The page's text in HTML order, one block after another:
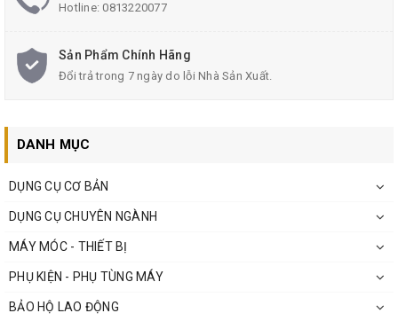
Hotline:0813220077
Sản Phẩm Chính Hãng
Đổi trả trong 7 ngày do lỗi Nhà Sản Xuất.
DANH MỤC
DỤNG CỤ CƠ BẢN
DỤNG CỤ CHUYÊN NGÀNH
MÁY MÓC - THIẾT BỊ
PHỤ KIỆN - PHỤ TÙNG MÁY
BẢO HỘ LAO ĐỘNG